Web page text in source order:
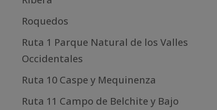
Roquedos
Ruta 1 Parque Natural de los Valles
Occidentales
Ruta 10 Caspe y Mequinenza
Ruta 11 Campo de Belchite y Bajo